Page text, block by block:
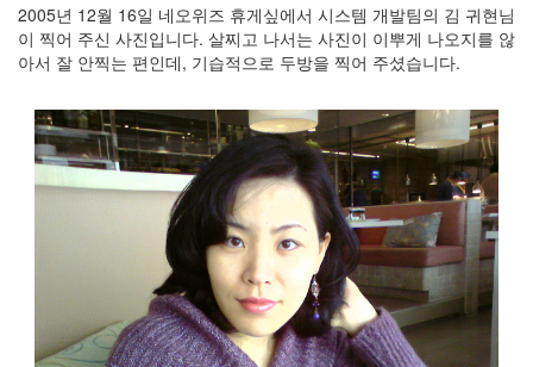
2005년 12월 16일 네오위즈 휴게싶에서 시스템 개발팀의 김 귀현님
이 찍어 주신 사진입니다. 살찌고 나서는 사진이 이뿌게 나오지를 않
아서 잘 안찍는 편인데, 기습적으로 두방을 찍어 주셨습니다.
42
프
로
래
밍
57
Mozilla
&
Trick
18
security
3